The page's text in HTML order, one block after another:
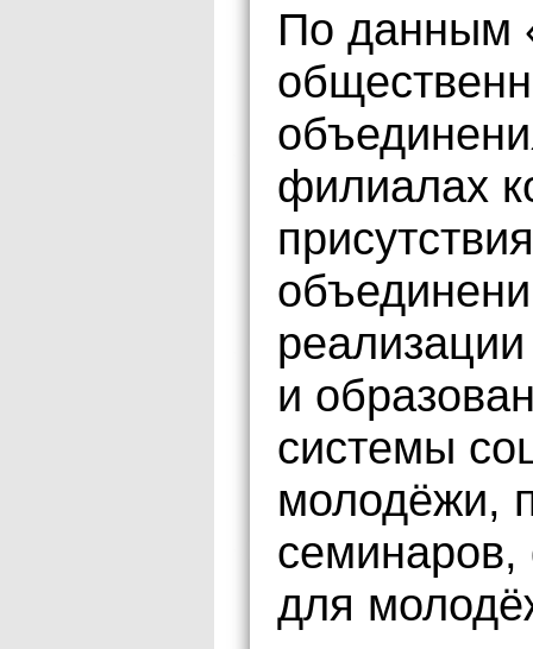
По данным
филиалах
и
системы
молодёжи,
для